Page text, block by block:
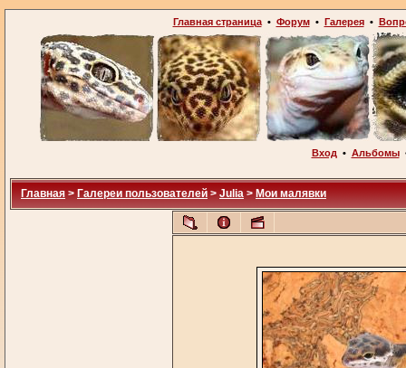
Главная страница• Форум• Галерея•
Вход • Альбомы
Главная > Галереи пользователей > Julia > Мои малявки